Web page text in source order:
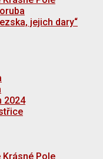
jejich dary“
2024
Pole